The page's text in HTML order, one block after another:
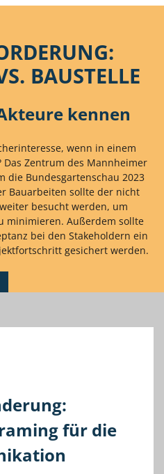
BAUSTELLE
kennen
wenn in einem
Zentrum des Mannheimer
die Bundesgartenschau 2023
Bauarbeiten sollte der nicht
besucht werden, um
minimieren. Außerdem sollte
bei den Stakeholdern ein
gesichert werden.
für die